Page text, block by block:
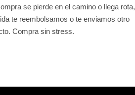
se pierde en el camino o llega rota,
te reembolsamos o te enviamos otro
Compra sin stress.